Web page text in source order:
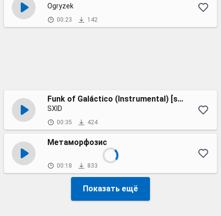
Ogryzek
00:23 142
Funk of Galáctico (Instrumental) [super slowed]
SXID
00:35 424
Метаморфозис
00:18 833
Показать ещё